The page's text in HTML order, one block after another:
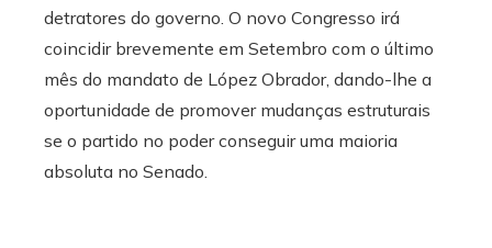
detratores do governo. O novo Congresso irá
coincidir brevemente em Setembro com o último
mês do mandato de López Obrador, dando-lhe a
oportunidade de promover mudanças estruturais
se o partido no poder conseguir uma maioria
absoluta no Senado.